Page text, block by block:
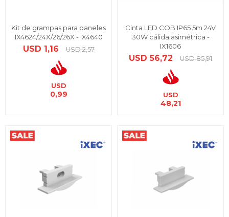
Kit de grampas para paneles
IX4624/24X/26/26X - IX4640
USD 1,16 USD 2,57
USD
0,99
Cinta LED COB IP65 5m 24V
30W cálida asimétrica -
IX1606
USD 56,72 USD 85,91
USD
48,21